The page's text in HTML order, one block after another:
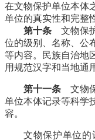
在文物保护单位本体
单位的真实性和完整
第十条 文物保
位的级别、名称、公
等内容。民族自治地
用规范汉字和当地通
第十一条 文物
单位本体记录等科学
容。
文物保护单位的